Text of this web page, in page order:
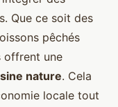
Que ce soit des
pêchés
offrent une
nature. Cela
locale tout